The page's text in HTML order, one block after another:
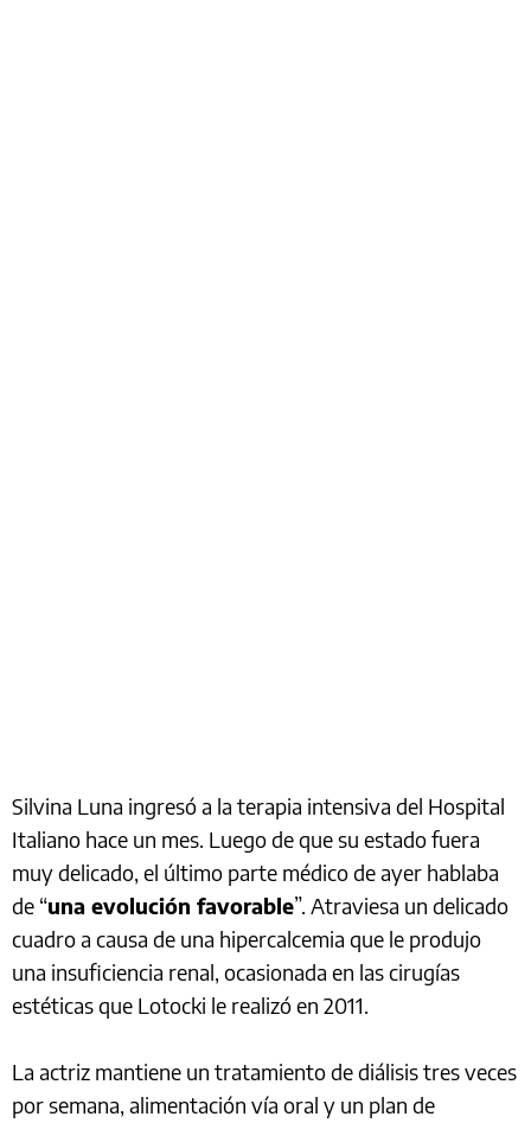
Silvina Luna ingresó a la terapia intensiva del Hospital
Italiano hace un mes. Luego de que su estado fuera
muy delicado, el último parte médico de ayer hablaba
de “una evolución favorable”. Atraviesa un delicado
cuadro a causa de una hipercalcemia que le produjo
una insuficiencia renal, ocasionada en las cirugías
estéticas que Lotocki le realizó en 2011.
La actriz mantiene un tratamiento de diálisis tres veces
por semana, alimentación vía oral y un plan de